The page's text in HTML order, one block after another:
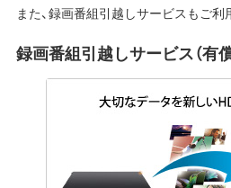
また、録画番組引越しサービスもご利
録画番組引越しサービス（有償